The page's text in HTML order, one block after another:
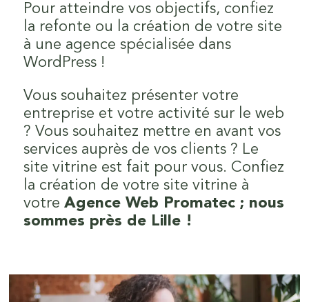
Pour atteindre vos objectifs, confiez
la refonte ou la création de votre site
à une agence spécialisée dans
WordPress !
Vous souhaitez présenter votre
entreprise et votre activité sur le web
? Vous souhaitez mettre en avant vos
services auprès de vos clients ? Le
site vitrine est fait pour vous. Confiez
la création de votre site vitrine à
votreAgence Web Promatec ; nous
sommes près de Lille !